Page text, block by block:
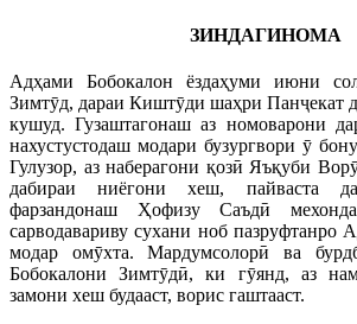
ЗИНДАГИНОМА
Адҳами Бобокалон ёздаҳуми июни
Зимтӯд, дараи Киштӯди шаҳри Панҷекат
кушуд. Гузаштагонаш аз номоварони
нахустустодаш модари бузургвори ӯ
Гулузор, аз наберагони қозӣ Яъқуби
дабираи ниёгони хеш, пайваста
фарзандонаш Ҳофизу Саъдӣ
сарводавариву сухани ноб пазруфтанро
модар омӯхта. Мардумсолорӣ ва
Бобокалони Зимтӯдӣ, ки гӯянд, аз
замони хеш будааст, ворис гаштааст.